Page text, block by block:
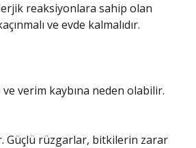
reaksiyonlara sahip olan
ve evde kalmalıdır.
verim kaybına neden olabilir.
Güçlü rüzgarlar, bitkilerin zarar